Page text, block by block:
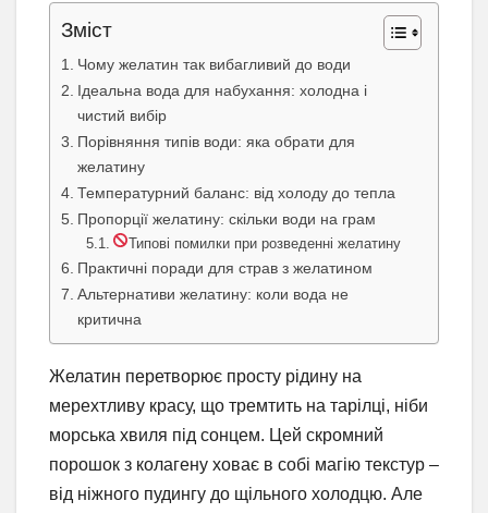
Зміст
Чому желатин так вибагливий до води
Ідеальна вода для набухання: холодна і
чистий вибір
Порівняння типів води: яка обрати для
желатину
Температурний баланс: від холоду до тепла
Пропорції желатину: скільки води на грам
Типові помилки при розведенні желатину
Практичні поради для страв з желатином
Альтернативи желатину: коли вода не
критична
Желатин перетворює просту рідину на
мерехтливу красу, що тремтить на тарілці, ніби
морська хвиля під сонцем. Цей скромний
порошок з колагену ховає в собі магію текстур –
від ніжного пудингу до щільного холодцю. Але